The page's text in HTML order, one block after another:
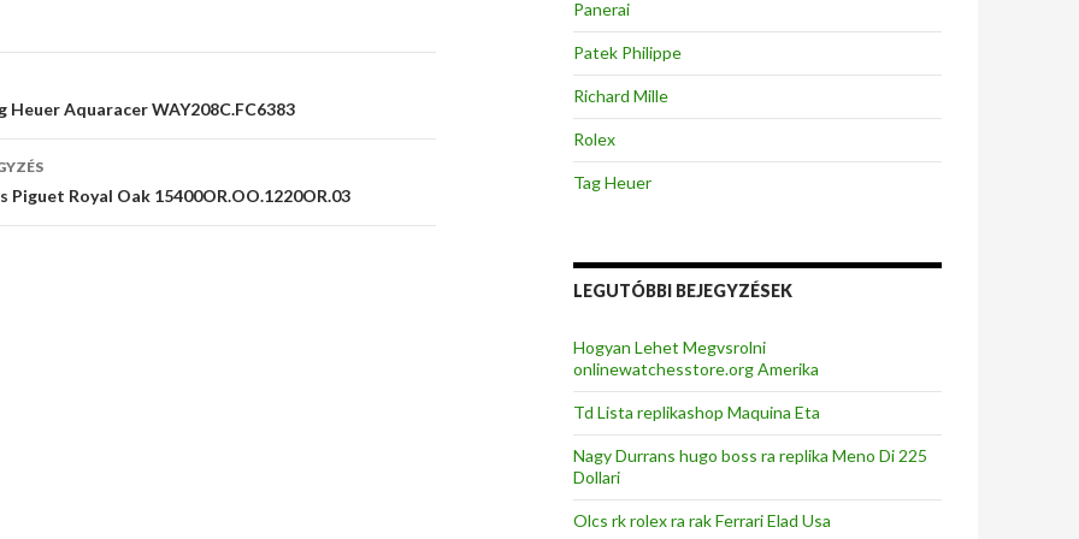
Heuer Aquaracer WAY208C.FC6383
Piguet Royal Oak 15400OR.OO.1220OR.03
Panerai
Patek Philippe
Richard Mille
Rolex
Tag Heuer
LEGUTÓBBI BEJEGYZÉSEK
Hogyan Lehet Megvsrolni
onlinewatchesstore.org Amerika
Td Lista replikashop Maquina Eta
Nagy Durrans hugo boss ra replika Meno Di 225
Dollari
Olcs rk rolex ra rak Ferrari Elad Usa